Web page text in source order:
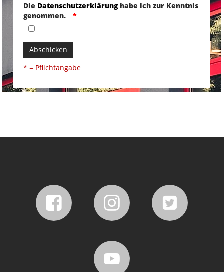
Die Datenschutzerklärunghabe ich zur Kenntnis
genommen.
Abschicken
* = Pflichtangabe